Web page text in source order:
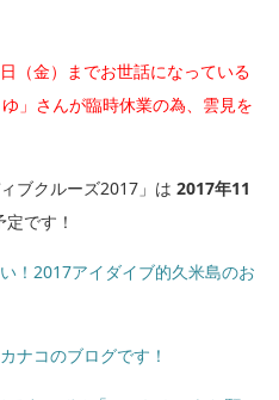
（金）までお世話になっている
」さんが臨時休業の為、雲見を
ブクルーズ2017」は 2017年11
定です！
！2017アイダイブ的久米島のお
ナコのブログです！